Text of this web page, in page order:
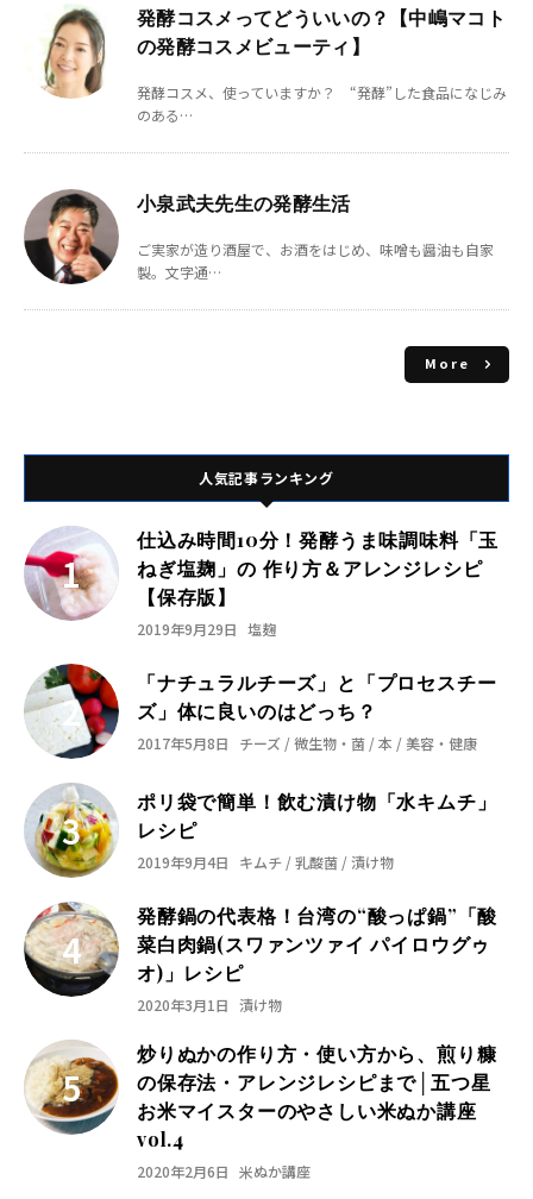
発酵コスメってどういいの？【中嶋マコト
の発酵コスメビューティ】
発酵コスメ、使っていますか？ “発酵”した食品になじみ
のある…
小泉武夫先生の発酵生活
ご実家が造り酒屋で、お酒をはじめ、味噌も醤油も自家
製。文字通…
More
人気記事ランキング
仕込み時間10分！発酵うま味調味料「玉
ねぎ塩麹」の 作り方＆アレンジレシピ
【保存版】
2019年9月29日 塩麹
「ナチュラルチーズ」と「プロセスチー
ズ」体に良いのはどっち？
2017年5月8日 チーズ / 微生物・菌 / 本 / 美容・健康
ポリ袋で簡単！飲む漬け物「水キムチ」
レシピ
2019年9月4日 キムチ / 乳酸菌 / 漬け物
発酵鍋の代表格！台湾の“酸っぱ鍋”「酸
菜白肉鍋(スワァンツァイ パイロウグゥ
オ)」レシピ
2020年3月1日 漬け物
炒りぬかの作り方・使い方から、煎り糠
の保存法・アレンジレシピまで│五つ星
お米マイスターのやさしい米ぬか講座
vol.4
2020年2月6日 米ぬか講座